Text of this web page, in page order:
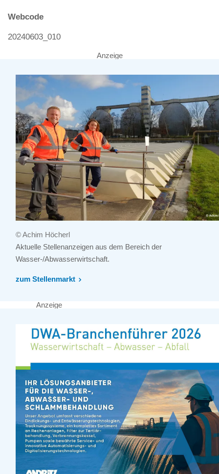
Webcode
20240603_010
Anzeige
© Achim Höcherl
Aktuelle Stellenanzeigen aus dem Bereich der
Wasser-/Abwasserwirtschaft.
zum Stellenmarkt
Anzeige